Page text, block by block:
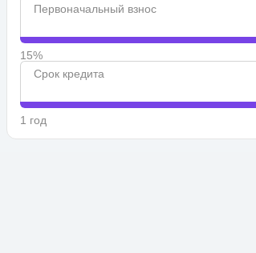
Первоначальный взнос
15%
Срок кредита
1 год